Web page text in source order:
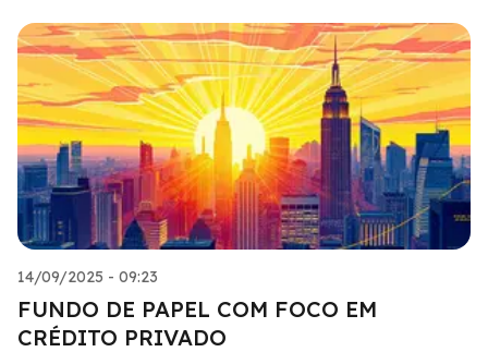
14/09/2025 - 09:23
FUNDO DE PAPEL COM FOCO EM
CRÉDITO PRIVADO